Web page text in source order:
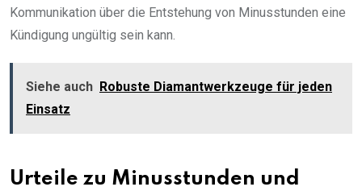
Kommunikation über die Entstehung von Minusstunden eine
Kündigung ungültig sein kann.
Siehe auch Robuste Diamantwerkzeuge für jeden
Einsatz
Urteile zu Minusstunden und